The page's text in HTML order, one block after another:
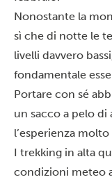
Nonostante la
sì che di notte le
livelli davvero
fondamentale
Portare con sé
un sacco a pelo di
l’esperienza
I trekking in alta
condizioni meteo